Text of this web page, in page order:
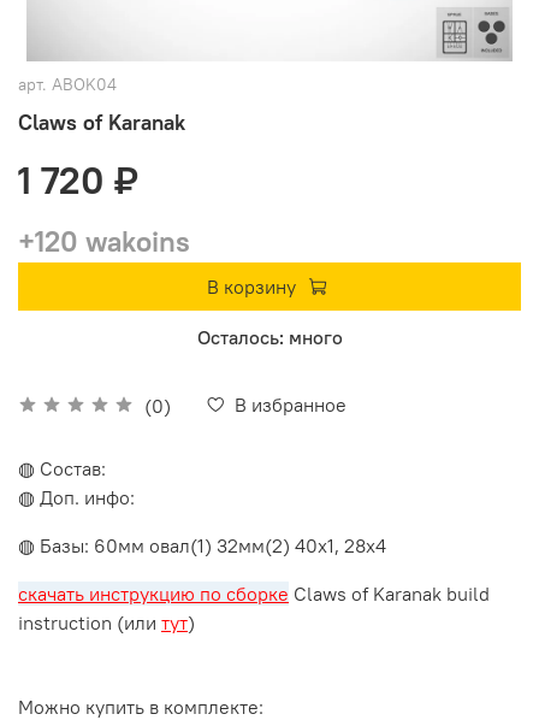
арт. ABOK04
Claws of Karanak
(0) В избранное
1 720 ₽
+120 wakoins
В корзину
Осталось: много
◍ Состав:
◍ Доп. инфо:
◍ Базы: 60мм овал(1) 32мм(2) 40x1, 28x4
скачать инструкцию по сборке Claws of Karanak build
instruction (или тут)
Можно купить в комплекте: